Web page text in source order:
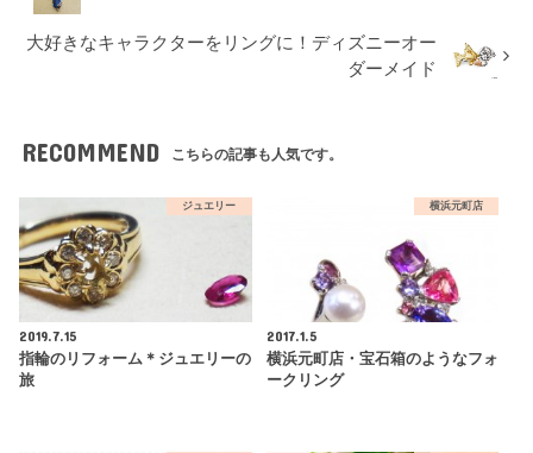
大好きなキャラクターをリングに！ディズニーオー
ダーメイド
RECOMMEND こちらの記事も人気です。
ジュエリー
2019.7.15
指輪のリフォーム＊ジュエリーの
旅
横浜元町店
2017.1.5
横浜元町店・宝石箱のようなフォ
ークリング